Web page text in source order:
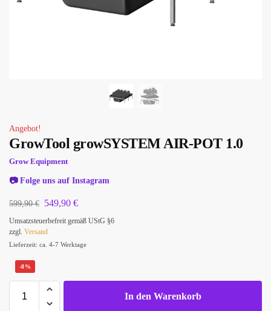
Angebot!
GrowTool growSYSTEM AIR-POT 1.0
Grow Equipment
📷Folge uns auf Instagram
599,90€ 549,90 €
Umsatzsteuerbefreit gemäß UStG §6
zzgl. Versand
Lieferzeit: ca. 4-7 Werktage
-8%
In den Warenkorb